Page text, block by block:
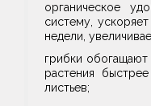
органическое
систему,
недели,
грибки
растения
листьев;